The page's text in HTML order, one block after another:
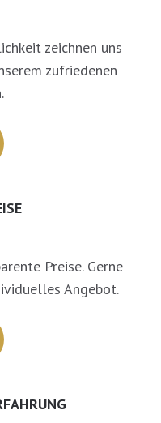
zeichnen uns
zufriedenen
Preise. Gerne
Angebot.